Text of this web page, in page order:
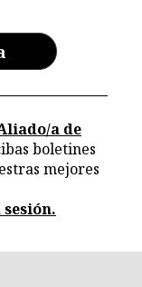
a de
boletines
mejores